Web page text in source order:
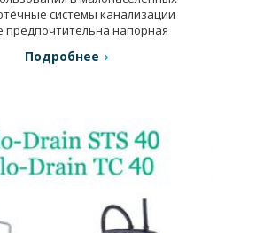
системы канализации
предпочтительна напорная
Подробнее